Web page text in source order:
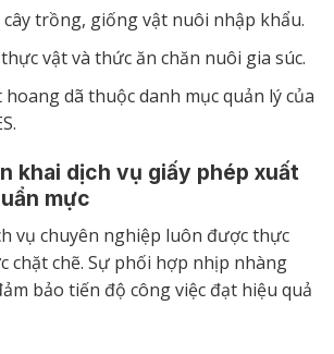
cây trồng, giống vật nuôi nhập khẩu.
vật và thức ăn chăn nuôi gia súc.
dã thuộc danh mục quản lý của
khai dịch vụ giấy phép xuất
mực
vụ chuyên nghiệp luôn được thực
chặt chẽ. Sự phối hợp nhịp nhàng
bảo tiến độ công việc đạt hiệu quả